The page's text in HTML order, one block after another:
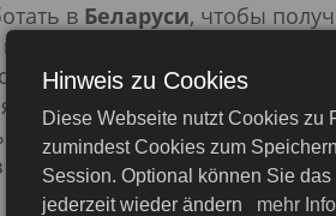
в Беларуси, чтобы
в Беларусь. Она
в Восточной Европе
и инновациями. Однако
Чтобы работать в Беларуси
разрешения вам
Hinweis zu Cookies
Diese Webseite nutzt Cookies zu
zumindest Cookies zum
Session. Optional können Sie
jederzeit wieder ändern
mehr